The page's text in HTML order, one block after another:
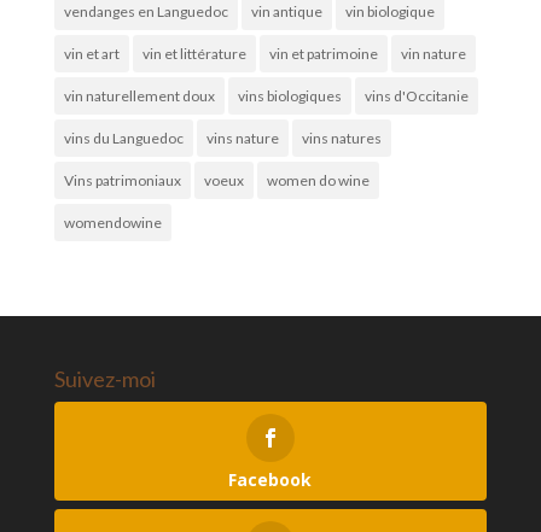
vendanges en Languedoc vin antique vin biologique
vin et art vin et littérature vin et patrimoine vin nature
vin naturellement doux vins biologiques vins d'Occitanie
vins du Languedoc vins nature vins natures
Vins patrimoniaux voeux women do wine
womendowine
Suivez-moi
Facebook